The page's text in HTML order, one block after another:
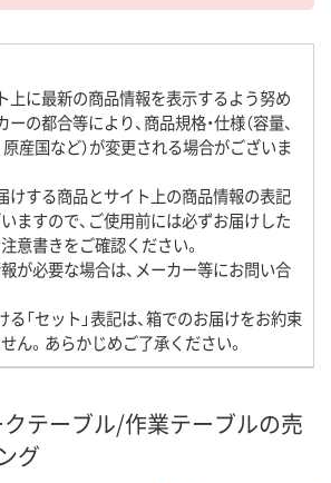
上に最新の商品情報を表示するよう努め
の都合等により、商品規格・仕様（容量、
原産国など）が変更される場合がございま
けする商品とサイト上の商品情報の表記
ますので、ご使用前には必ずお届けした
意書きをご確認ください。
が必要な場合は、メーカー等にお問い合
る「セット」表記は、箱でのお届けをお約束
ん。あらかじめご了承ください。
テーブル/作業テーブルの売
グ